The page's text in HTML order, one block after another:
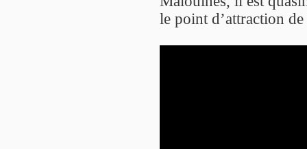
le point d’attraction